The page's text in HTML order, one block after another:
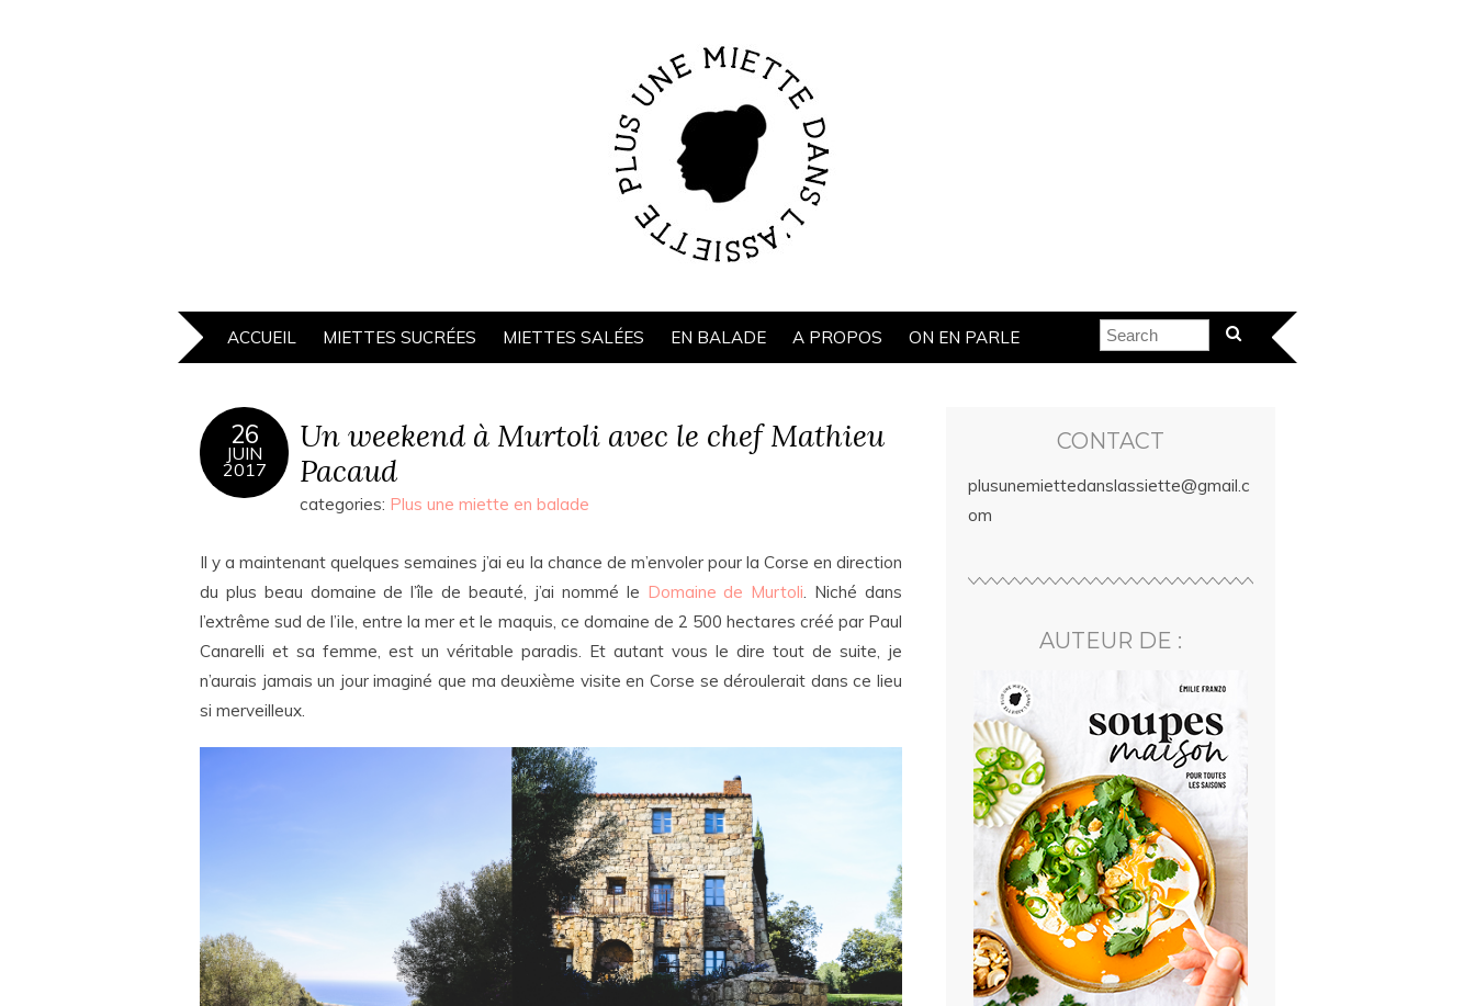
ACCUEIL MIETTES SUCRÉES MIETTES SALÉES EN BALADE A PROPOS ON EN PARLE
26
JUIN
2017
Un weekend à Murtoli avec le chef Mathieu
Pacaud
categories: Plus une miette en balade
Il y a maintenant quelques semaines j’ai eu la chance de m’envoler pour la Corse en direction
du plus beau domaine de l’île de beauté, j’ai nommé le Domaine de Murtoli. Niché dans
l’extrême sud de l’ile, entre la mer et le maquis, ce domaine de 2 500 hectares créé par Paul
Canarelli et sa femme, est un véritable paradis. Et autant vous le dire tout de suite, je
n’aurais jamais un jour imaginé que ma deuxième visite en Corse se déroulerait dans ce lieu
si merveilleux.
CONTACT
plusunemiettedanslassiette@gmail.c
om
AUTEUR DE :